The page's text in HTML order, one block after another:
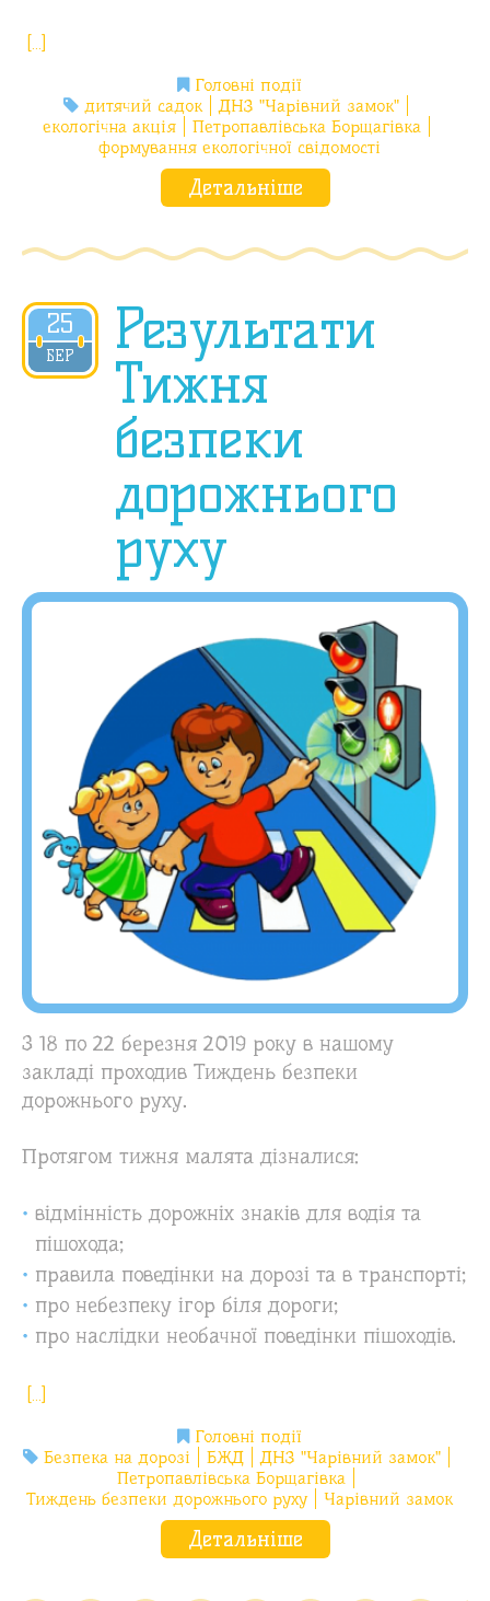
[…]
Головні події
дитячий садок
ДНЗ "Чарівний замок"
екологічна акція
Петропавлівська Борщагівка
формування екологічної свідомості
Детальніше
25
БЕР
2019
Результати
Тижня
безпеки
дорожнього
руху
З 18 по 22 березня 2019 року в нашому
закладі проходив Тиждень безпеки
дорожнього руху.
Протягом тижня малята дізналися:
відмінність дорожніх знаків для водія та
пішохода;
правила поведінки на дорозі та в транспорті;
про небезпеку ігор біля дороги;
про наслідки необачної поведінки пішоходів.
[…]
Головні події
Безпека на дорозі
БЖД
ДНЗ "Чарівний замок"
Петропавлівська Борщагівка
Тиждень безпеки дорожнього руху
Чарівний замок
Детальніше